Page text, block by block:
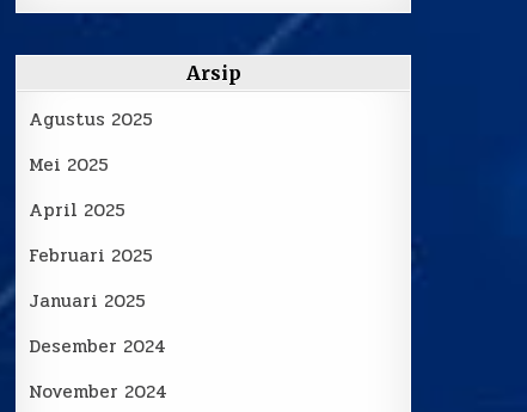
Arsip
Agustus 2025
Mei 2025
April 2025
Februari 2025
Januari 2025
Desember 2024
November 2024